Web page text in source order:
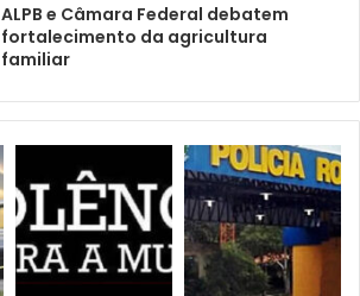
ALPB e Câmara Federal debatem
fortalecimento da agricultura
familiar